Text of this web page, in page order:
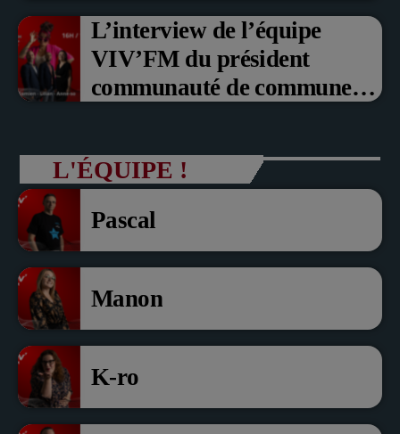
L’interview de l’équipe
VIV’FM du président
communauté de communes
président com de com
L'ÉQUIPE !
Pascal
Manon
K-ro